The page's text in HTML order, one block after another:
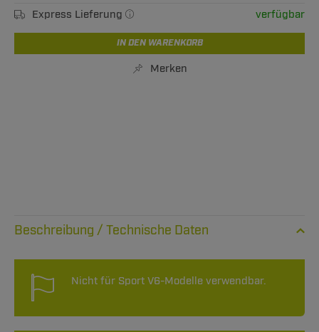
Express Lieferung
verfügbar
IN DEN WARENKORB
Merken
Technische Daten
Nicht für Sport V6-Modelle verwendbar.